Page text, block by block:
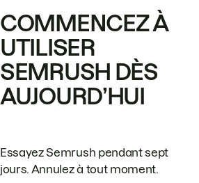
COMMENCEZ À
UTILISER
SEMRUSH DÈS
AUJOURD’HUI
Essayez Semrush pendant sept
jours. Annulez à tout moment.